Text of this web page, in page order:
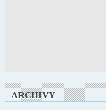
ARCHIVY